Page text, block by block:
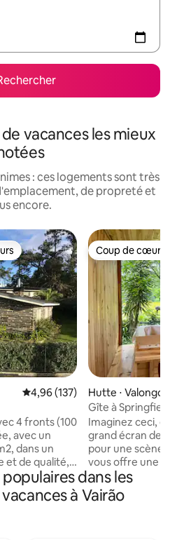
vacances les mieux
: ces logements sont très
de propreté et
encore.
les plus appréciés
Évaluation moyenne sur la
4,96 (137)
4 fronts (100
avec un
dans un
et de qualité, à
voiture dans
au
Coup de cœur
Coup de cœur
Hutte ⋅ Valongo
Gîte à Springfield
Imaginez ceci,
grand écran de
pour une scène
vous offre une
verte et fleurie
librement et les
paissent
dans les
à Vairão